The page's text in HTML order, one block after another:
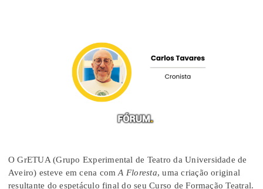
O GrETUA (Grupo Experimental de Teatro da Universidade de
Aveiro) esteve em cena comA Floresta, uma criação original
resultante do espetáculo final do seu Curso de Formação Teatral.